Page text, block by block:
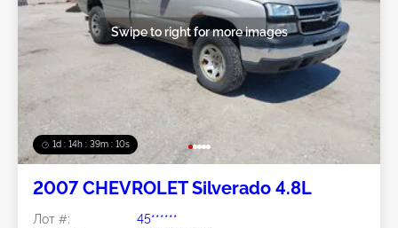
1d : 14h : 39m : 07s
Swipe to right for more images
2007 CHEVROLET Silverado 4.8L
Лот #:
45******